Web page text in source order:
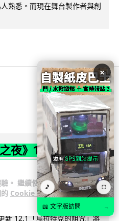
。 繼續使用
Cookie 政
熟悉。而現在舞台製作者與創
夜》12.1 「烏拉特
穴不為提高世界首
眠》縮短約 10 分
新 12.1「烏拉特克的詛咒」將
×
🎵 ⛶
📖 文字版訪問 →